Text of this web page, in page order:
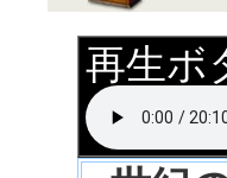
再生ボ